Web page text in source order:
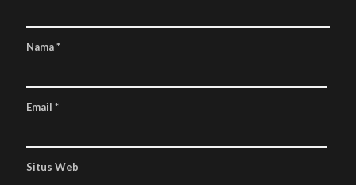
Nama*
Email *
Situs Web